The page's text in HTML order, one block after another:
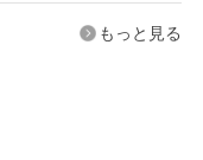
もっと見る